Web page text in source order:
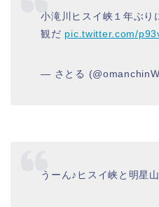
小滝川ヒスイ峡１年ぶり
観だ pic.twitter.com/
— さとる
うーん♪ヒスイ峡と明星山